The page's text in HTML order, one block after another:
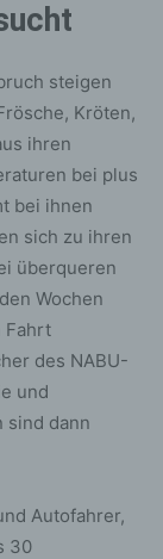
steigen
Kröten,
ihren
bei plus
bei ihnen
sich zu ihren
überqueren
Wochen
Fahrt
des NABU-
und
sind dann
Autofahrer,
30